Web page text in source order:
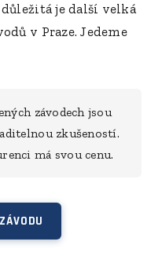
je další velká
v Praze. Jedeme
závodech jsou
zkušeností.
má svou cenu.